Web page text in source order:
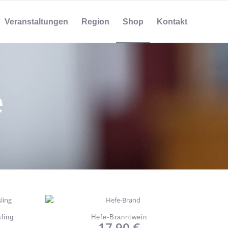
Veranstaltungen Region Shop Kontakt
Hefe-Branntwein